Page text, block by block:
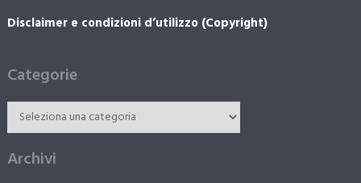
Disclaimer e condizioni d’utilizzo (Copyright)
Categorie
Archivi